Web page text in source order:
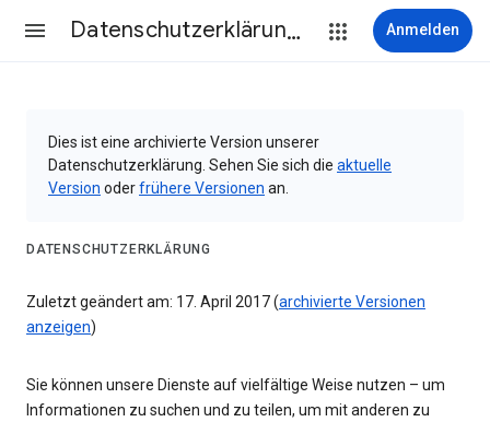
Datenschutzerklärung & Nutzungsbedingungen Anmelden
Dies ist eine archivierte Version unserer
Datenschutzerklärung. Sehen Sie sich die aktuelle
Version oderfrühere Versionen an.
DATENSCHUTZERKLÄRUNG
Zuletzt geändert am: 17. April 2017 (archivierte Versionen
anzeigen)
Sie können unsere Dienste auf vielfältige Weise nutzen – um
Informationen zu suchen und zu teilen, um mit anderen zu